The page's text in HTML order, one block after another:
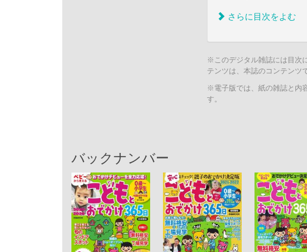
さらに目次をよむ
※このデジタル雑誌には目次
テンツは、本誌のコンテンツ
※電子版では、紙の雑誌と内
す。
バックナンバー